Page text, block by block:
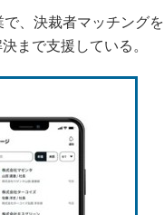
、決裁者マッチングを
まで支援している。